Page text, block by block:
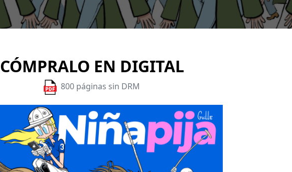
CÓMPRALO EN DIGITAL
800 páginas sin DRM